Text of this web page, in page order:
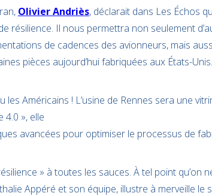
Olivier Andriès, déclarait dans Les Échos
résilience. Il nous permettra non seulement
de cadences des avionneurs, mais
pièces aujourd’hui fabriquées aux États-
les Américains ! L’usine de Rennes sera une
4.0 », elle
avancées pour optimiser le processus de
» à toutes les sauces. À tel point qu’on
Appéré et son équipe, illustre à merveille le